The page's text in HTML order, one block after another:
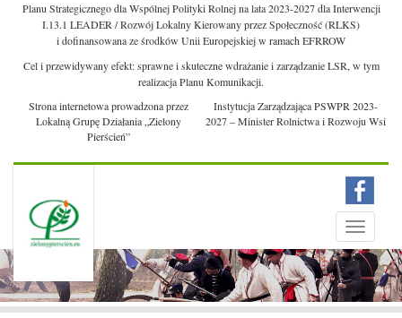
Planu Strategicznego dla Wspólnej Polityki Rolnej na lata 2023-2027 dla Interwencji
I.13.1 LEADER / Rozwój Lokalny Kierowany przez Społeczność (RLKS)
i dofinansowana ze środków Unii Europejskiej w ramach EFRROW
Cel i przewidywany efekt: sprawne i skuteczne wdrażanie i zarządzanie LSR, w tym
realizacja Planu Komunikacji.
Strona internetowa prowadzona przez
Lokalną Grupę Działania „Zielony
Pierścień”
Instytucja Zarządzająca PSWPR 2023-
2027 – Minister Rolnictwa i Rozwoju Wsi
Toggle
Menu